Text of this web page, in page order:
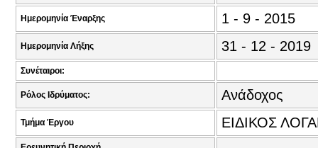
Ημερομηνία Έναρξης 1 - 9 - 2015
Ημερομηνία Λήξης 31 - 12 - 2019
Συνέταιροι:
Ρόλος Ιδρύματος: Ανάδοχος
Τμήμα Έργου ΕΙΔΙΚΟΣ